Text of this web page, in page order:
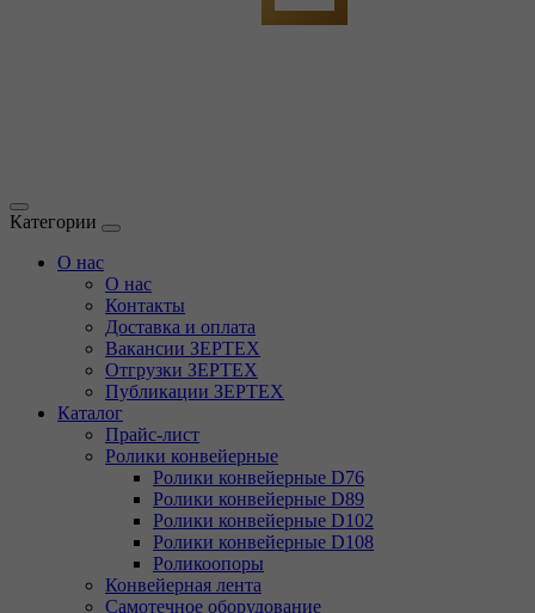
Категории
О нас
О нас
Контакты
Доставка и оплата
Вакансии ЗЕРТЕХ
Отгрузки ЗЕРТЕХ
Публикации ЗЕРТЕХ
Каталог
Прайс-лист
Ролики конвейерные
Ролики конвейерные D76
Ролики конвейерные D89
Ролики конвейерные D102
Ролики конвейерные D108
Роликоопоры
Конвейерная лента
Самотечное оборудование